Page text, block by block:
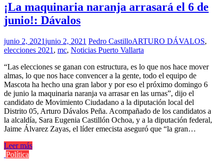
¡La maquinaria naranja arrasará el 6 de
junio!: Dávalos
junio 2, 2021junio 2, 2021 Pedro CastilloARTURO DÁVALOS,
elecciones 2021 , mc, Noticias Puerto Vallarta
“Las elecciones se ganan con estructura, es lo que nos hace mover
almas, lo que nos hace convencer a la gente, todo el equipo de
Mascota ha hecho una gran labor y por eso el próximo domingo 6
de junio la maquinaria naranja va arrasar en las urnas”, dijo el
candidato de Movimiento Ciudadano a la diputación local del
Distrito 05, Arturo Dávalos Peña. Acompañado de los candidatos a
la alcaldía, Sara Eugenia Castillón Ochoa, y a la diputación federal,
Jaime Álvarez Zayas, el líder emecista aseguró que “la gran…
Leer más
Política